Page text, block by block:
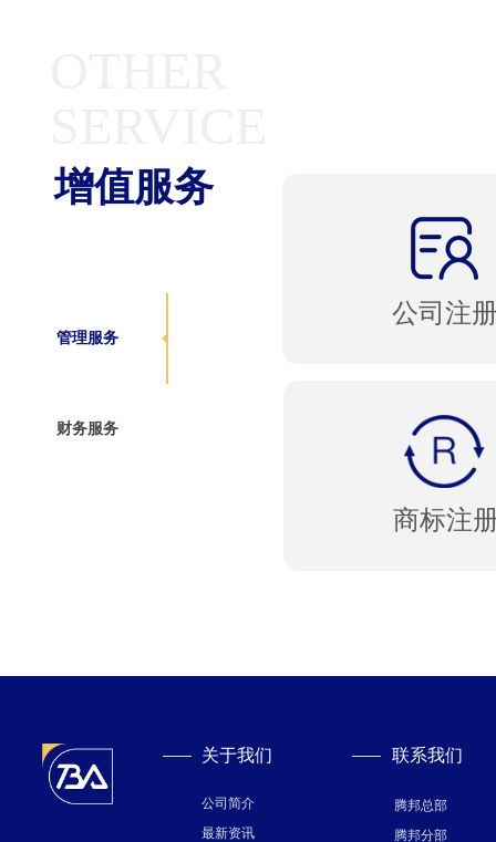
管理服务
财务服务
公司注
商标注
增值服务
关于我们 联系我们
公司简介
最新资讯
腾邦总部
腾邦分部